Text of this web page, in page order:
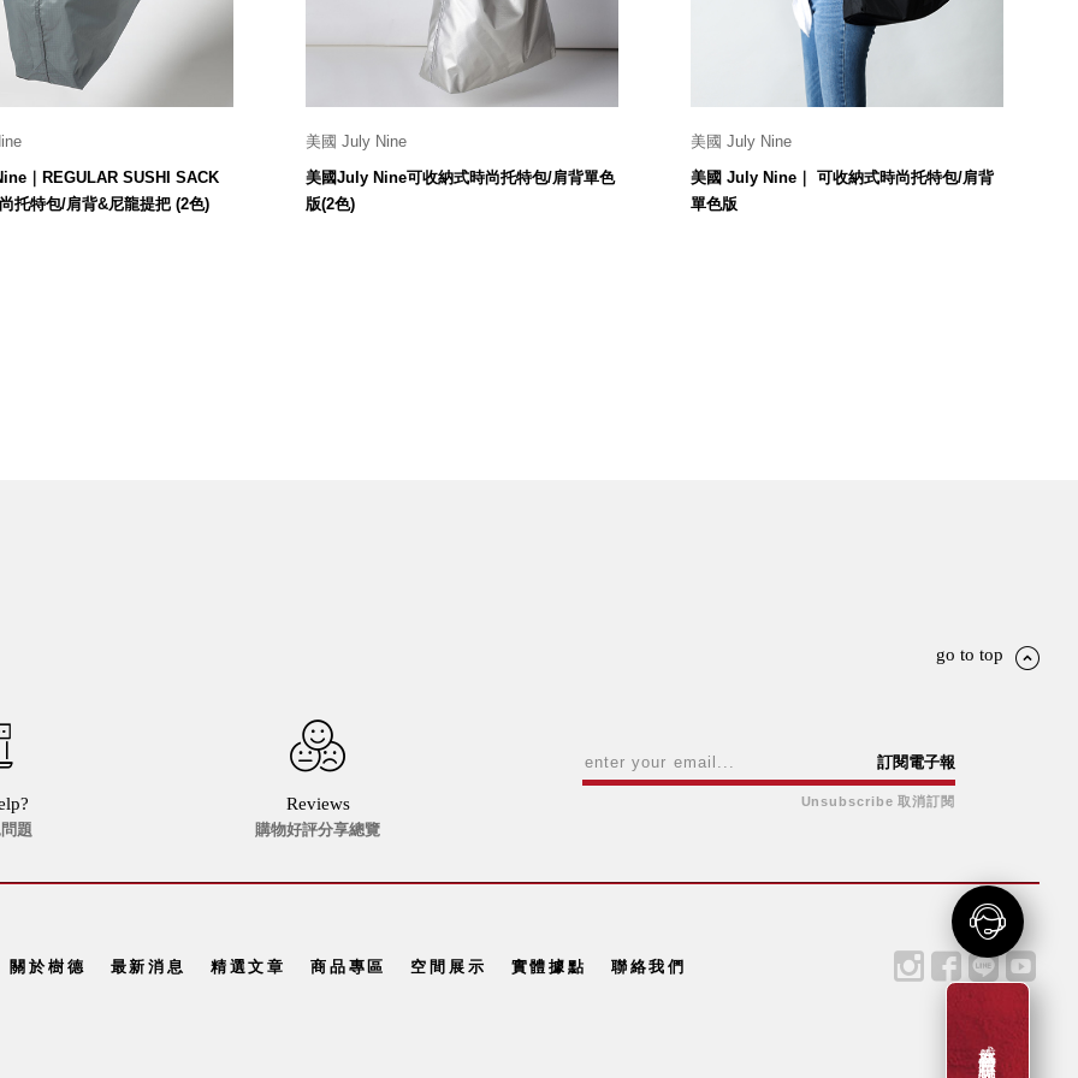
成為新會員贈一百元購物金
｜REGULAR SUSHI SACK
托特包/肩背&尼龍提把 (2色)
$1,280
美國 July Nine
美國July Nine可收納式時尚托特包/肩背單色
版(2色)
$1,280
美國 July Nine
美國 July Nine｜ 可收納式時尚托特包/肩背
單色版
$1,180
go to top
題
Reviews
購物好評分享總覽
訂閱電子報
Unsubscribe 取消訂閱
關於樹德 最新消息 精選文章 商品專區 空間展示 實體據點 聯絡我們